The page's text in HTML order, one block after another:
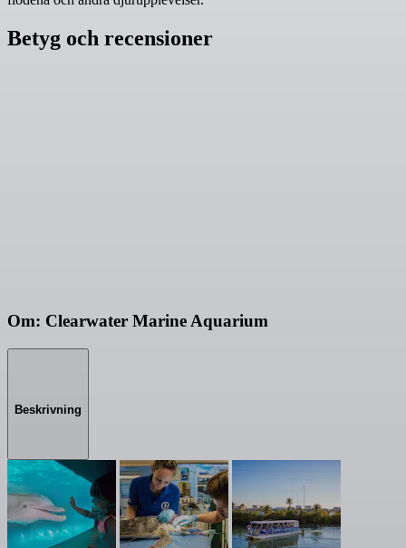
Betyg och recensioner
Om: Clearwater Marine Aquarium
Beskrivning